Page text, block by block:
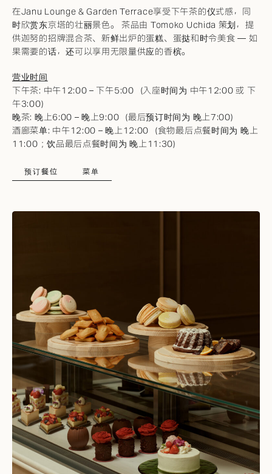
在Janu Lounge & Garden Terrace享受下午茶的仪式感，同
时欣赏东京塔的壮丽景色。 茶品由 Tomoko Uchida 策划，提
供迦努的招牌混合茶、新鲜出炉的蛋糕、 蛋挞和时令美食 — 如
果需要的话，还可以享用无限量供应的香槟。
营业时间
下午茶: 中午12:00 – 下午5:00（入座时间为 中午12:00 或 下
午3:00）
晚茶: 晚上6:00 – 晚上9:00（最后预订时间为 晚上7:00）
酒廊菜单: 中午12:00 – 晚上12:00（食物最后点餐时间为 晚上
11:00；饮品最后点餐时间为 晚上11:30）
预订餐位 菜单